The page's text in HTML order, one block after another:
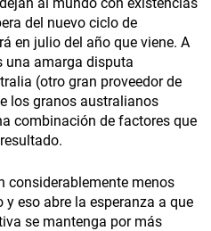
del nuevo ciclo de
en julio del año que viene. A
una amarga disputa
(otro gran proveedor de
los granos australianos
combinación de factores que
considerablemente menos
eso abre la esperanza a que
se mantenga por más